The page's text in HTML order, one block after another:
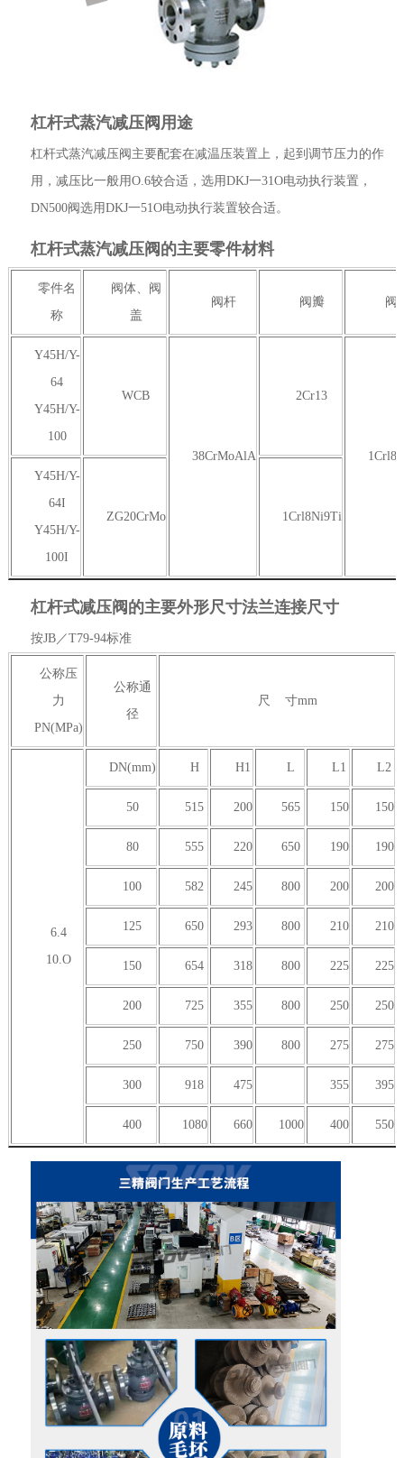
杠杆式蒸汽减压阀用途
杠杆式蒸汽减压阀主要配套在减温压装置上，起到调节压力的作
用，减压比一般用O.6较合适，选用DKJ一31O电动执行装置，
DN500阀选用DKJ一51O电动执行装置较合适。
杠杆式蒸汽减压阀的主要零件材料
零件名
称
阀体、阀
盖
阀杆 阀瓣 阀
Y45H/Y-
64
Y45H/Y-
100
WCB
38CrMoAlA
2Cr13
Y45H/Y-
64I
Y45H/Y-
100I
ZG20CrMo 1Crl8Ni9Ti
杠杆式减压阀的主要外形尺寸法兰连接尺寸
按JB／T79-94标准
公称压
力
PN(MPa)
公称通
径
尺 寸mm
6.4
10.O
DN(mm) H H1 L L1 L2
50 515 200 565 150 150
80 555 220 650 190 190
100 582 245 800 200 200
125 650 293 800 210 210
150 654 318 800 225 225
200 725 355 800 250 250
250 750 390 800 275 275
300 918 475 355 395
400 1080 660 1000 400 550